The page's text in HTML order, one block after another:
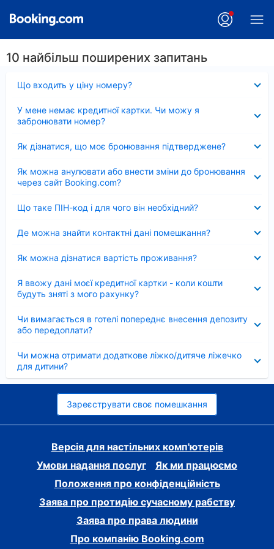
10 найбільш поширених запитань
Що входить у ціну номеру?
У мене немає кредитної картки. Чи можу я
забронювати номер?
Як дізнатися, що моє бронювання підтверджене?
Як можна анулювати або внести зміни до бронювання
через сайт Booking.com?
Що таке ПІН-код і для чого він необхідний?
Де можна знайти контактні дані помешкання?
Як можна дізнатися вартість проживання?
Я ввожу дані моєї кредитної картки - коли кошти
будуть зняті з мого рахунку?
Чи вимагається в готелі попереднє внесення депозиту
або передоплати?
Чи можна отримати додаткове ліжко/дитяче ліжечко
для дитини?
Зареєструвати своє помешкання
Версія для настільних комп'ютерів
Умови надання послуг
Як ми працюємо
Положення про конфіденційність
Заява про протидію сучасному рабству
Заява про права людини
Про компанію Booking.com